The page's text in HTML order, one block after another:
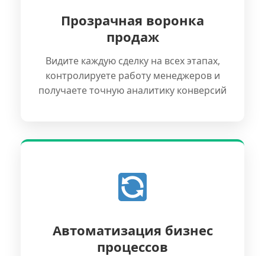
Прозрачная воронка
продаж
Видите каждую сделку на всех этапах,
контролируете работу менеджеров и
получаете точную аналитику конверсий
Автоматизация бизнес
процессов